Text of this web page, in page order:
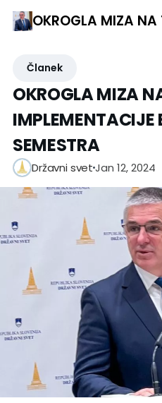
Članek
OKROGLA MIZA
IMPLEMENTACIJE
SEMESTRA
Državni svetJan 12, 2024